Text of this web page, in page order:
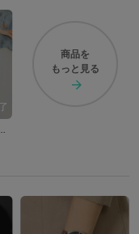
商品を
もっと見る